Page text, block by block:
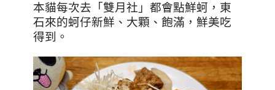
本貓每次去「雙月社」都會點鮮蚵，東
石來的蚵仔新鮮、大顆、飽滿，鮮美吃
得到。